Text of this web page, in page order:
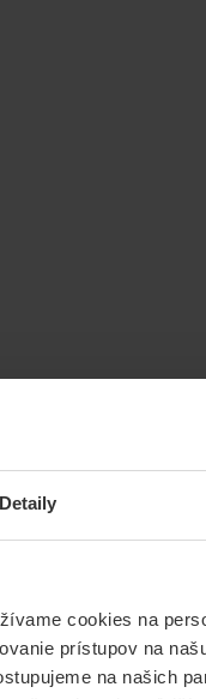
Detaily
cookies na
prístupov na
na našich